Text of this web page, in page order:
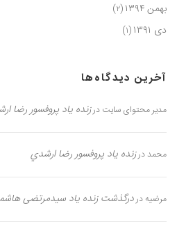
بهمن ۱۳۹۴ (۲)
دی ۱۳۹۱ (۱)
آخرین دیدگاه‌ها
مدیر محتوای سایت درزنده یاد پروفسور رضا
محمد درزنده یاد پروفسور رضا ارشدي
مرضیه دردرگذشت زنده یاد سیدمرتضی